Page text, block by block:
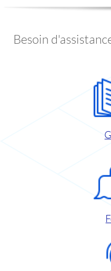
Besoin